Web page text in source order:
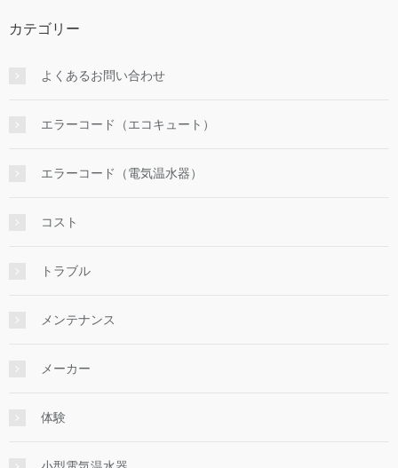
カテゴリー
よくあるお問い合わせ
エラーコード（エコキュート）
エラーコード（電気温水器）
コスト
トラブル
メンテナンス
メーカー
体験